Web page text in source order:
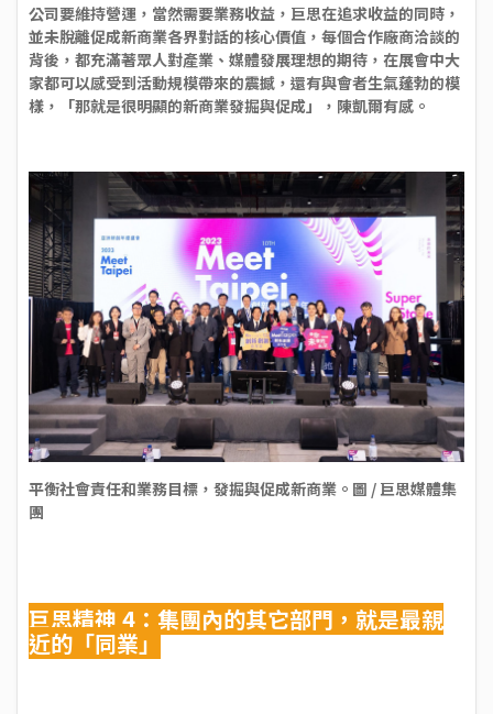
公司要維持營運，當然需要業務收益，巨思在追求收益的同時，
並未脫離促成新商業各界對話的核心價值，每個合作廠商洽談的
背後，都充滿著眾人對產業、媒體發展理想的期待，在展會中大
家都可以感受到活動規模帶來的震撼，還有與會者生氣蓬勃的模
樣，「那就是很明顯的新商業發掘與促成」，陳凱爾有感。
平衡社會責任和業務目標，發掘與促成新商業。圖 / 巨思媒體集
團
巨思精神 4：集團內的其它部門，就是最親
近的「同業」